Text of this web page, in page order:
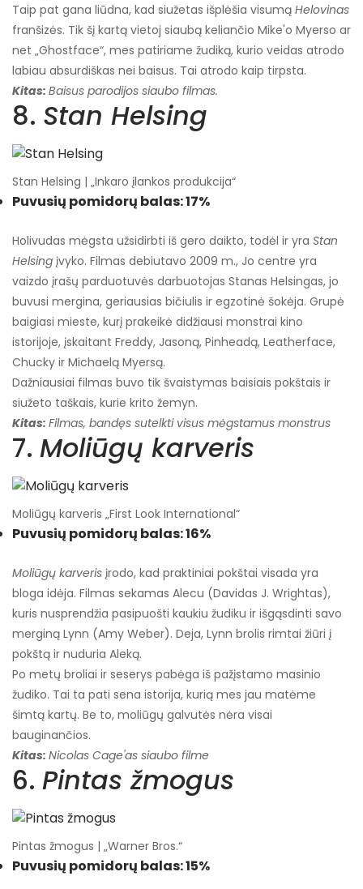
Taip pat gana liūdna, kad siužetas išplėšia visumą Helovinas
franšizės. Tik šį kartą vietoj siaubą keliančio Mike'o Myerso ar
net „Ghostface“, mes patiriame žudiką, kurio veidas atrodo
labiau absurdiškas nei baisus. Tai atrodo kaip tirpsta.
Kitas: Baisus parodijos siaubo filmas.
8. Stan Helsing
Stan Helsing | „Inkaro įlankos produkcija“
Puvusių pomidorų balas: 17%
Holivudas mėgsta užsidirbti iš gero daikto, todėl ir yra Stan
Helsing įvyko. Filmas debiutavo 2009 m., Jo centre yra
vaizdo įrašų parduotuvės darbuotojas Stanas Helsingas, jo
buvusi mergina, geriausias bičiulis ir egzotinė šokėja. Grupė
baigiasi mieste, kurį prakeikė didžiausi monstrai kino
istorijoje, įskaitant Freddy, Jasoną, Pinheadą, Leatherface,
Chucky ir Michaelą Myersą.
Dažniausiai filmas buvo tik švaistymas baisiais pokštais ir
siužeto taškais, kurie krito žemyn.
Kitas: Filmas, bandęs sutelkti visus mėgstamus monstrus
7. Moliūgų karveris
Moliūgų karveris „First Look International“
Puvusių pomidorų balas: 16%
Moliūgų karveris įrodo, kad praktiniai pokštai visada yra
bloga idėja. Filmas sekamas Alecu (Davidas J. Wrightas),
kuris nusprendžia pasipuošti kaukiu žudiku ir išgąsdinti savo
merginą Lynn (Amy Weber). Deja, Lynn brolis rimtai žiūri į
pokštą ir nuduria Aleką.
Po metų broliai ir seserys pabėga iš pažįstamo masinio
žudiko. Tai ta pati sena istorija, kurią mes jau matėme
šimtą kartų. Be to, moliūgų galvutės nėra visai
bauginančios.
Kitas: Nicolas Cage'as siaubo filme
6. Pintas žmogus
Pintas žmogus | „Warner Bros.“
Puvusių pomidorų balas: 15%